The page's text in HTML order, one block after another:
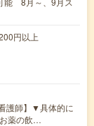
円以上
護師】▼具体的に
薬の飲…